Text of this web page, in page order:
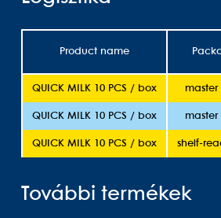
Product name
QUICK MILK 10 PCS / box
QUICK MILK 10 PCS / box
QUICK MILK 10 PCS / box shelf-
További termékek